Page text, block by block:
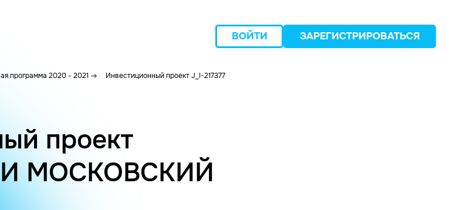
ВОЙТИ ЗАРЕГИСТРИРОВАТЬСЯ
программа 2020 - 2021 Инвестиционный проект J_I-217377
проект
МОСКОВСКИЙ